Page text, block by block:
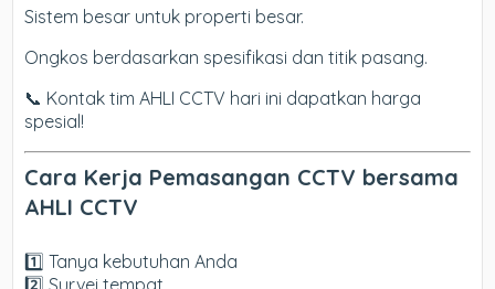
Sistem besar untuk properti besar.
Ongkos berdasarkan spesifikasi dan titik pasang.
📞 Kontak tim AHLI CCTV hari ini dapatkan harga
spesial!
Cara Kerja Pemasangan CCTV bersama
AHLI CCTV
1️⃣ Tanya kebutuhan Anda